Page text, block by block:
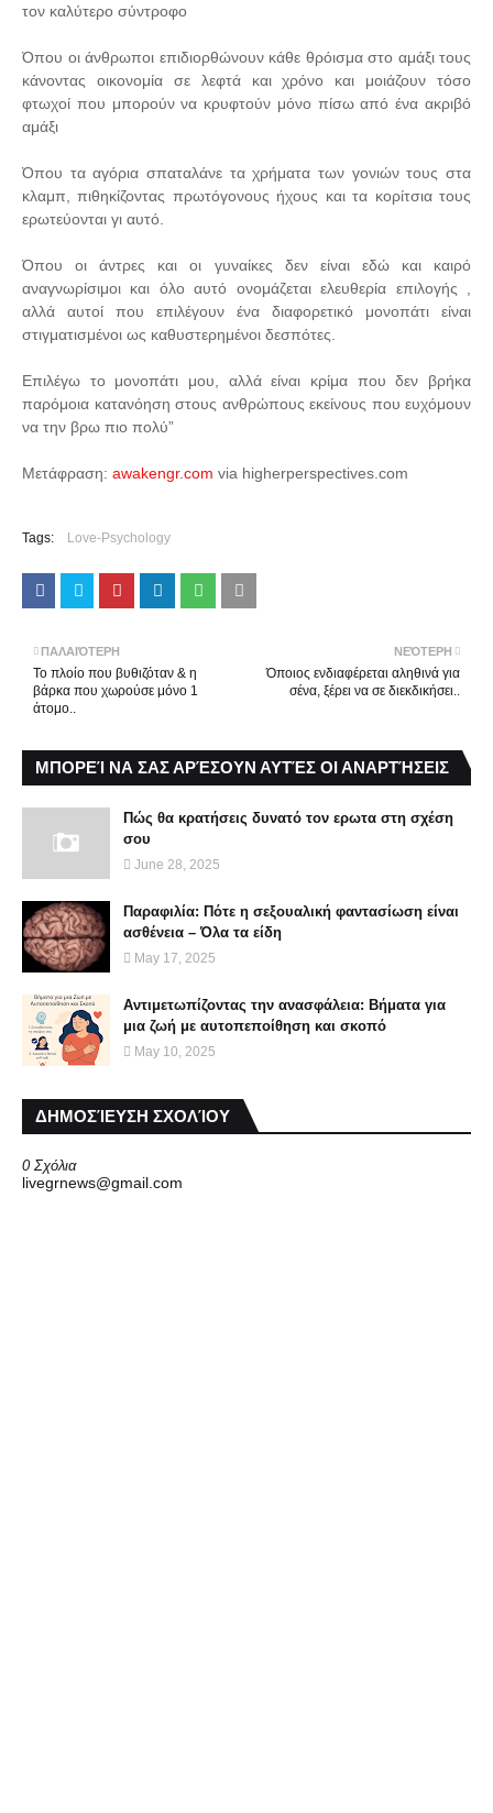
τον καλύτερο σύντροφο
Όπου οι άνθρωποι επιδιορθώνουν κάθε θρόισμα στο αμάξι τους
κάνοντας οικονομία σε λεφτά και χρόνο και μοιάζουν τόσο
φτωχοί που μπορούν να κρυφτούν μόνο πίσω από ένα ακριβό
αμάξι
Όπου τα αγόρια σπαταλάνε τα χρήματα των γονιών τους στα
κλαμπ, πιθηκίζοντας πρωτόγονους ήχους και τα κορίτσια τους
ερωτεύονται γι αυτό.
Όπου οι άντρες και οι γυναίκες δεν είναι εδώ και καιρό
αναγνωρίσιμοι και όλο αυτό ονομάζεται ελευθερία επιλογής ,
αλλά αυτοί που επιλέγουν ένα διαφορετικό μονοπάτι είναι
στιγματισμένοι ως καθυστερημένοι δεσπότες.
Επιλέγω το μονοπάτι μου, αλλά είναι κρίμα που δεν βρήκα
παρόμοια κατανόηση στους ανθρώπους εκείνους που ευχόμουν
να την βρω πιο πολύ”
Μετάφραση: awakengr.com via higherperspectives.com
Tags: Love-Psychology
ΝΕΌΤΕΡΗ
Όποιος ενδιαφέρεται αληθινά για
σένα, ξέρει να σε διεκδικήσει..
ΠΑΛΑΙΌΤΕΡΗ
Το πλοίο που βυθιζόταν & η
βάρκα που χωρούσε μόνο 1
άτομο..
ΜΠΟΡΕΊ ΝΑ ΣΑΣ ΑΡΈΣΟΥΝ ΑΥΤΈΣ ΟΙ ΑΝΑΡΤΉΣΕΙΣ
Πώς θα κρατήσεις δυνατό τον ερωτα στη σχέση
σου
June 28, 2025
Παραφιλία: Πότε η σεξουαλική φαντασίωση είναι
ασθένεια – Όλα τα είδη
May 17, 2025
Αντιμετωπίζοντας την ανασφάλεια: Βήματα για
μια ζωή με αυτοπεποίθηση και σκοπό
May 10, 2025
ΔΗΜΟΣΊΕΥΣΗ ΣΧΟΛΊΟΥ
0 Σχόλια
livegrnews@gmail.com